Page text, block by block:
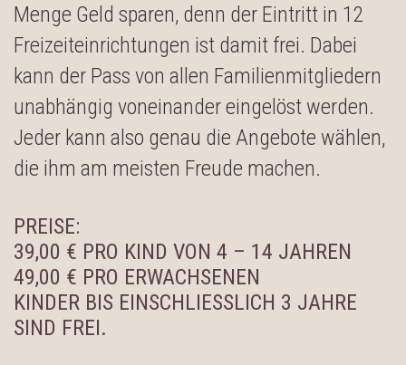
Menge Geld sparen, denn der Eintritt in 12
Freizeiteinrichtungen ist damit frei. Dabei
kann der Pass von allen Familienmitgliedern
unabhängig voneinander eingelöst werden.
Jeder kann also genau die Angebote wählen,
die ihm am meisten Freude machen.
PREISE:
39,00 € PRO KIND VON 4 – 14 JAHREN
49,00 € PRO ERWACHSENEN
KINDER BIS EINSCHLIESSLICH 3 JAHRE S
IND FREI.